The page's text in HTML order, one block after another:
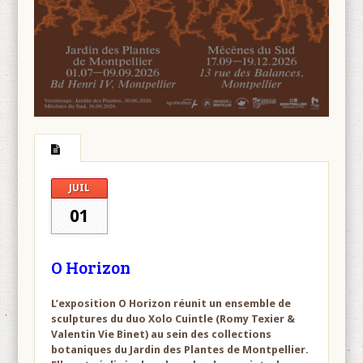
JUIL
01
O Horizon
L’exposition O Horizon réunit un ensemble de
sculptures du duo Xolo Cuintle (Romy Texier &
Valentin Vie Binet) au sein des collections
botaniques du Jardin des Plantes de Montpellier.